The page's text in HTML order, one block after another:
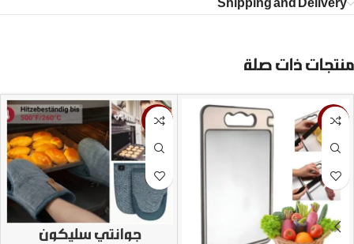
Shipping and Delivery
منتجات ذات صلة
-16%
-21%
جوانتي سليكون